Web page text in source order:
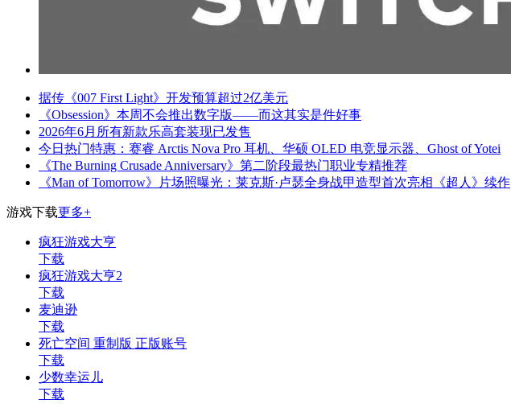
据传《007 First Light》开发预算超过2亿美元
《Obsession》本周不会推出数字版——而这其实是件好事
2026年6月所有新款乐高套装现已发售
今日热门特惠：赛睿 Arctis Nova Pro 耳机、华硕 OLED 电竞显示器、Ghost of Yotei
《The Burning Crusade Anniversary》第二阶段最热门职业专精推荐
《Man of Tomorrow》片场照曝光：莱克斯·卢瑟全身战甲造型首次亮相《超人》续作
游戏下载更多+
疯狂游戏大亨
下载
疯狂游戏大亨2
下载
麦迪逊
下载
死亡空间 重制版 正版账号
下载
少数幸运儿
下载